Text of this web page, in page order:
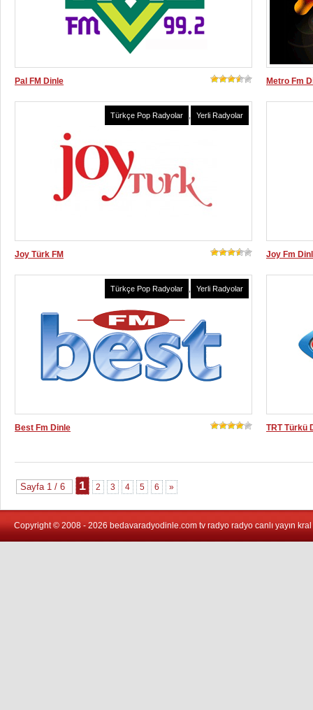
Pal FM Dinle Metro Fm
Türkçe Pop Radyolar Yerli Radyolar
Joy Türk FM Joy Fm
Türkçe Pop Radyolar Yerli Radyolar
Best Fm Dinle TRT Türkü
Sayfa 1 / 6 1 2 3 4 5 6 »
Copyright © 2008 - 2026 bedavaradyodinle.com tv radyo radyo canlı yayın kral